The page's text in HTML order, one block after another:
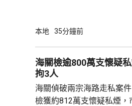
100手債券，本月21日至9
務工程發展 財政司司長陳茂波表示，特區政府
今年繼續發行銀色債券，為
全、穩定、低風...
本地 35分鐘前
海關檢逾800萬支懷疑
拘3人
海關偵破兩宗海路走私案
檢獲約812萬支懷疑私煙，